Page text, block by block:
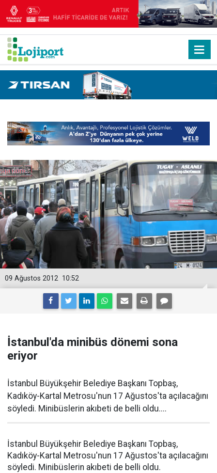
10:52
09 Ağustos 2012
İstanbul'da minibüs dönemi sona
eriyor
İstanbul Büyükşehir Belediye Başkanı Topbaş,
Kadıköy-Kartal Metrosu'nun 17 Ağustos'ta açılacağını
söyledi. Minibüslerin akıbeti de belli oldu....
İstanbul Büyükşehir Belediye Başkanı Topbaş,
Kadıköy-Kartal Metrosu'nun 17 Ağustos'ta açılacağını
söyledi. Minibüslerin akıbeti de belli oldu.